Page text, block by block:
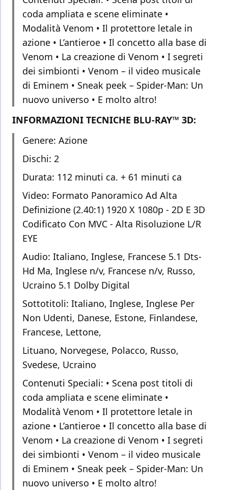
coda ampliata e scene eliminate •
Modalità Venom • Il protettore letale in
azione • L’antieroe • Il concetto alla base di
Venom • La creazione di Venom • I segreti
dei simbionti • Venom – il video musicale
di Eminem • Sneak peek – Spider-Man: Un
nuovo universo • E molto altro!
INFORMAZIONI TECNICHE BLU-RAY™ 3D:
Genere: Azione
Dischi: 2
Durata: 112 minuti ca. + 61 minuti ca
Video: Formato Panoramico Ad Alta
Definizione (2.40:1) 1920 X 1080p - 2D E 3D
Codificato Con MVC - Alta Risoluzione L/R
EYE
Audio: Italiano, Inglese, Francese 5.1 Dts-
Hd Ma, Inglese n/v, Francese n/v, Russo,
Ucraino 5.1 Dolby Digital
Sottotitoli: Italiano, Inglese, Inglese Per
Non Udenti, Danese, Estone, Finlandese,
Francese, Lettone,
Lituano, Norvegese, Polacco, Russo,
Svedese, Ucraino
Contenuti Speciali: • Scena post titoli di
coda ampliata e scene eliminate •
Modalità Venom • Il protettore letale in
azione • L’antieroe • Il concetto alla base di
Venom • La creazione di Venom • I segreti
dei simbionti • Venom – il video musicale
di Eminem • Sneak peek – Spider-Man: Un
nuovo universo • E molto altro!